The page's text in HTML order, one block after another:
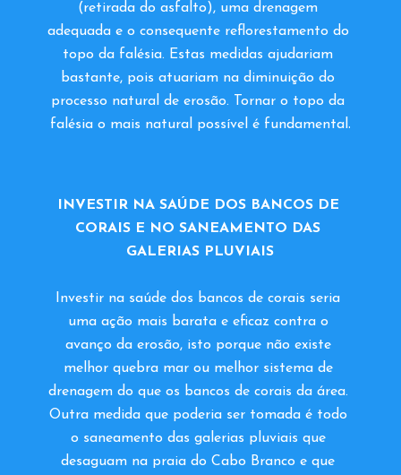
(retirada do asfalto), uma drenagem
adequada e o consequente reflorestamento do
topo da falésia. Estas medidas ajudariam
bastante, pois atuariam na diminuição do
processo natural de erosão. Tornar o topo da
falésia o mais natural possível é fundamental.
INVESTIR NA SAÚDE DOS BANCOS DE
CORAIS E NO SANEAMENTO DAS
GALERIAS PLUVIAIS
Investir na saúde dos bancos de corais seria
uma ação mais barata e eficaz contra o
avanço da erosão, isto porque não existe
melhor quebra mar ou melhor sistema de
drenagem do que os bancos de corais da área.
Outra medida que poderia ser tomada é todo
o saneamento das galerias pluviais que
desaguam na praia do Cabo Branco e que